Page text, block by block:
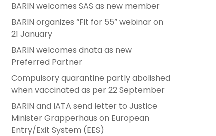
BARIN welcomes SAS as new member
BARIN organizes “Fit for 55” webinar on
21 January
BARIN welcomes dnata as new
Preferred Partner
Compulsory quarantine partly abolished
when vaccinated as per 22 September
BARIN and IATA send letter to Justice
Minister Grapperhaus on European
Entry/Exit System (EES)